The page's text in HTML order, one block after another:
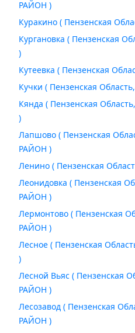
РАЙОН )
Куракино ( Пензенская
Кургановка ( Пензенская
)
Кутеевка ( Пензенская
Кучки ( Пензенская
Кянда ( Пензенская
)
Лапшово ( Пензенская
РАЙОН )
Ленино ( Пензенская
Леонидовка ( Пензенская
РАЙОН )
Лермонтово ( Пензенская
РАЙОН )
Лесное ( Пензенская
)
Лесной Вьяс ( Пензенская
РАЙОН )
Лесозавод ( Пензенская
РАЙОН )